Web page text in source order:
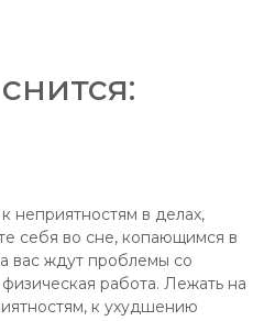
неприятностям в делах,
себя во сне, копающимся в
вас ждут проблемы со
работа. Лежать на
к ухудшению